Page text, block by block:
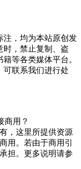
注，均为本站原创发
时，禁止复制、盗
等各类媒体平台。
可联系我们进行处
商用？
，这里所提供资源
用。若由于商用引
担。更多说明请参